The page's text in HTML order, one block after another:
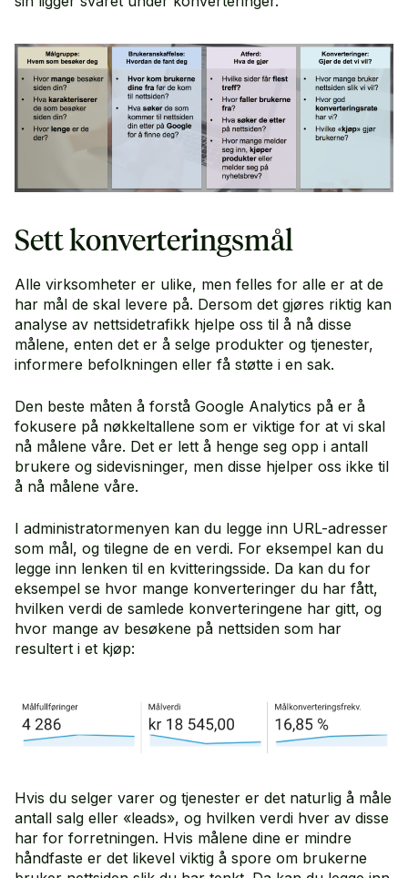
Sett konverteringsmål
Alle virksomheter er ulike, men felles for alle er at de
har mål de skal levere på. Dersom det gjøres riktig kan
analyse av nettsidetrafikk hjelpe oss til å nå disse
målene, enten det er å selge produkter og tjenester,
informere befolkningen eller få støtte i en sak.
Den beste måten å forstå Google Analytics på er å
fokusere på nøkkeltallene som er viktige for at vi skal
nå målene våre. Det er lett å henge seg opp i antall
brukere og sidevisninger, men disse hjelper oss ikke til
å nå målene våre.
I administratormenyen kan du legge inn URL-adresser
som mål, og tilegne de en verdi. For eksempel kan du
legge inn lenken til en kvitteringsside. Da kan du for
eksempel se hvor mange konverteringer du har fått,
hvilken verdi de samlede konverteringene har gitt, og
hvor mange av besøkene på nettsiden som har
resultert i et kjøp:
Hvis du selger varer og tjenester er det naturlig å måle
antall salg eller «leads», og hvilken verdi hver av disse
har for forretningen. Hvis målene dine er mindre
håndfaste er det likevel viktig å spore om brukerne